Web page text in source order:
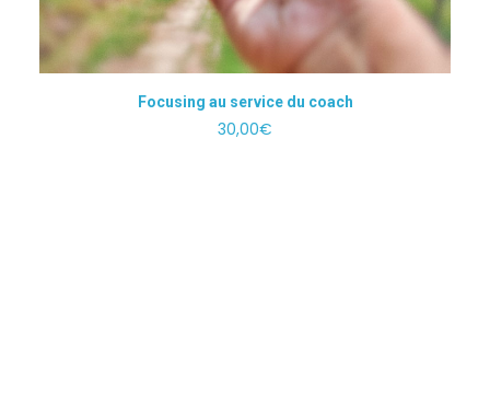
AJOUTER AU PANIER
Focusing au service du coach
30,00€